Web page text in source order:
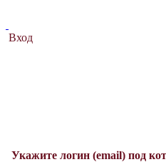
Вход
Укажите логин (email) под